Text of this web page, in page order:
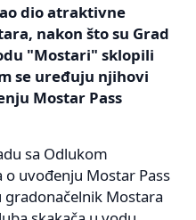
dio atraktivne
nakon što su Grad
"Mostari" sklopili
se uređuju njihovi
Mostar Pass
sa Odlukom
uvođenju Mostar Pass
Mostara